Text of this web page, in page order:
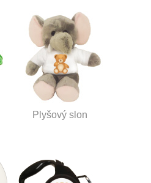
Plyšový slon